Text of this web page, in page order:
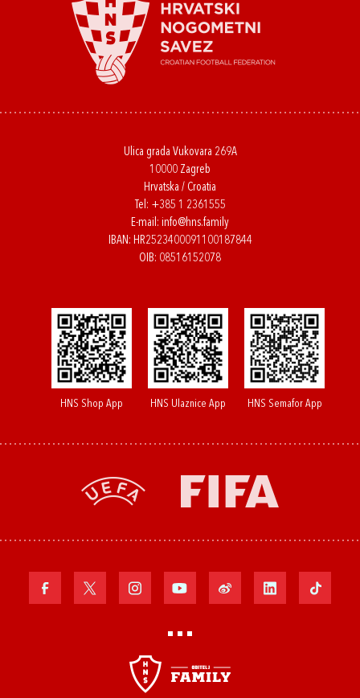
Ulica grada Vukovara 269A
10000 Zagreb
Hrvatska / Croatia
Tel: +385 1 2361555
E-mail: info@hns.family
IBAN: HR2523400091100187844
OIB: 08516152078
HNS Shop App HNS Ulaznice App HNS Semafor App